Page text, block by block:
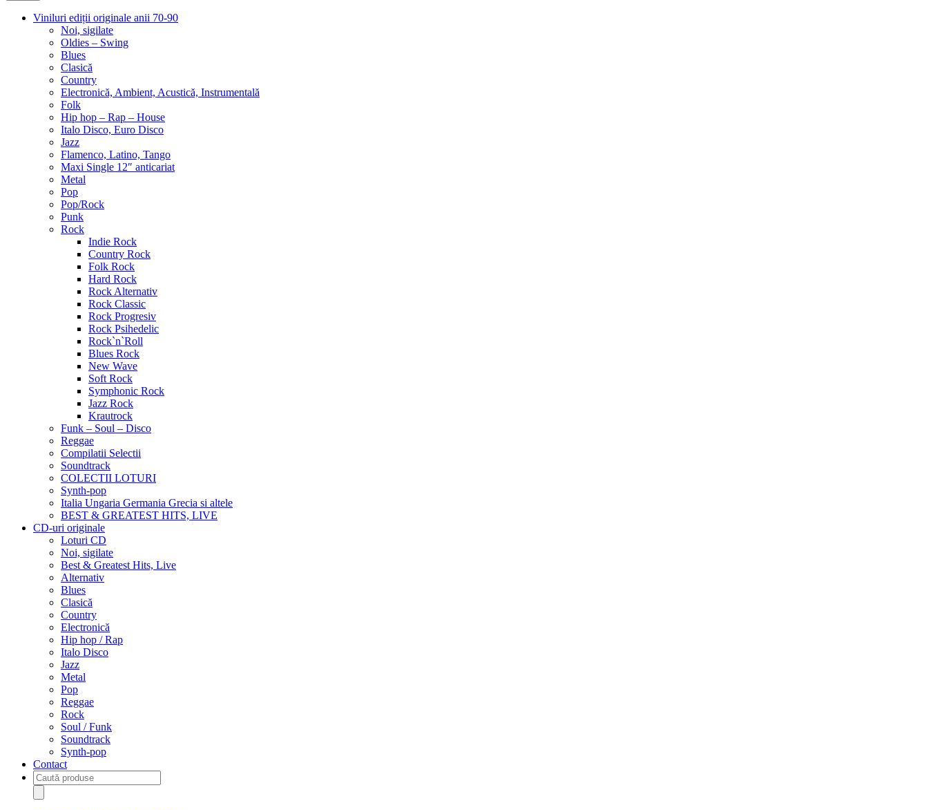
Viniluri ediții originale anii 70-90
Noi, sigilate
Oldies – Swing
Blues
Clasică
Country
Electronică, Ambient, Acustică, Instrumentală
Folk
Hip hop – Rap – House
Italo Disco, Euro Disco
Jazz
Flamenco, Latino, Tango
Maxi Single 12″ anticariat
Metal
Pop
Pop/Rock
Punk
Rock
Indie Rock
Country Rock
Folk Rock
Hard Rock
Rock Alternativ
Rock Classic
Rock Progresiv
Rock Psihedelic
Rock`n`Roll
Blues Rock
New Wave
Soft Rock
Symphonic Rock
Jazz Rock
Krautrock
Funk – Soul – Disco
Reggae
Compilatii Selectii
Soundtrack
COLECTII LOTURI
Synth-pop
Italia Ungaria Germania Grecia si altele
BEST & GREATEST HITS, LIVE
CD-uri originale
Loturi CD
Noi, sigilate
Best & Greatest Hits, Live
Alternativ
Blues
Clasică
Country
Electronică
Hip hop / Rap
Italo Disco
Jazz
Metal
Pop
Reggae
Rock
Soul / Funk
Soundtrack
Synth-pop
Contact
Products
search